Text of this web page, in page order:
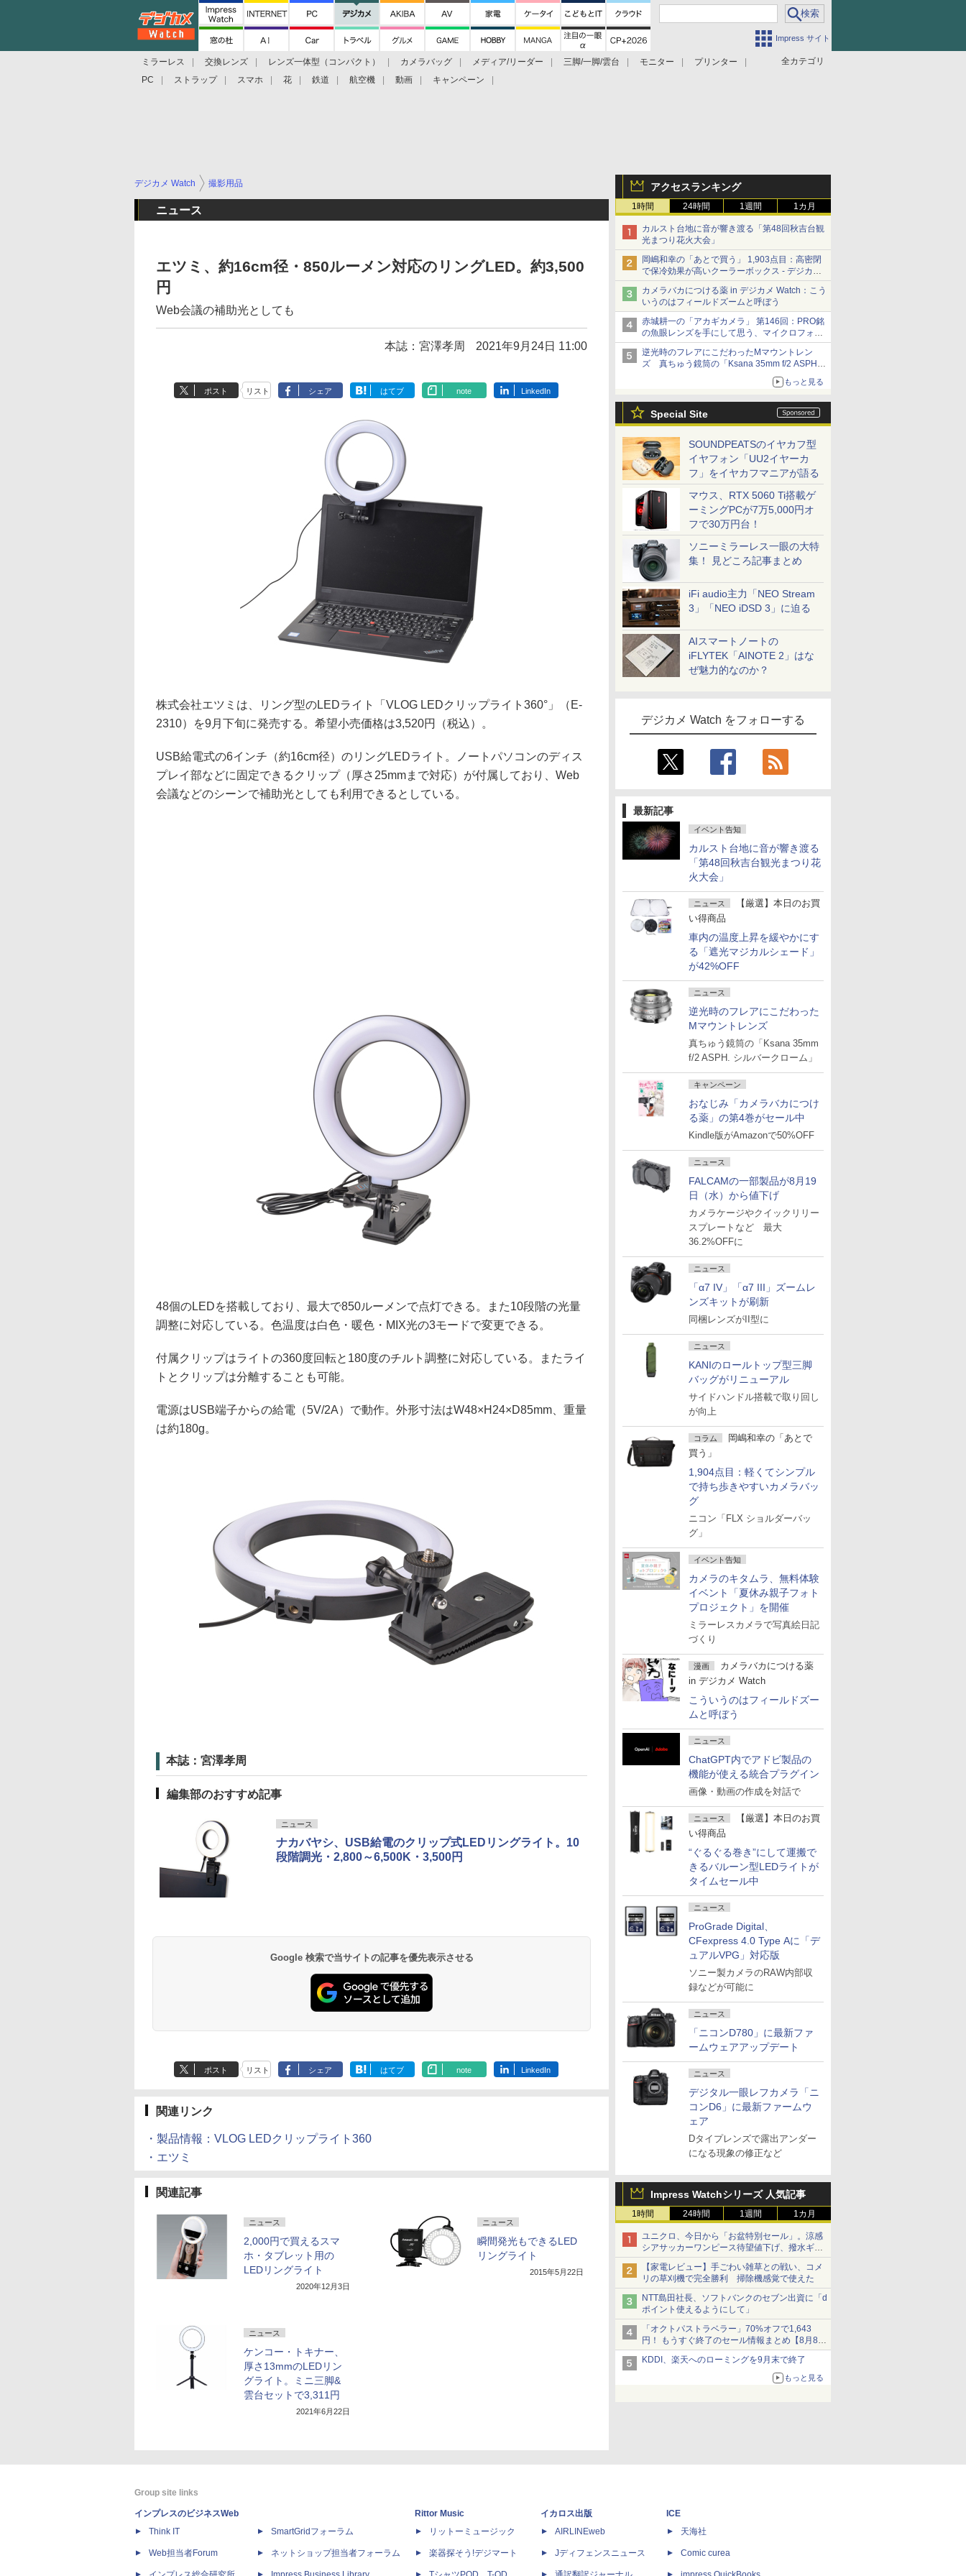
Impress サイト
全カテゴリ
ミラーレス 交換レンズ レンズ一体型（コンパクト） カメラバッグ メディア/リーダー 三脚/一脚/雲台 モニター
プリンター
PC
ストラップ スマホ 花 鉄道 航空機 動画 キャンペーン
アクセスランキング
1時間 24時間 1週間 1カ月
カルスト台地に音が響き渡る「第48回秋吉台観
光まつり花火大会」
岡嶋和幸の「あとで買う」 1,903点目：高密閉
で保冷効果が高いクーラーボックス - デジカメ
Watch
カメラバカにつける薬 in デジカメ Watch：こう
いうのはフィールドズームと呼ぼう
赤城耕一の「アカギカメラ」 第146回：PRO銘
の魚眼レンズを手にして思う、マイクロフォー
サーズへの期待と可能性
逆光時のフレアにこだわったMマウントレン
ズ 真ちゅう鏡筒の「Ksana 35mm f/2 ASPH.
もっと見る
Special Site
SOUNDPEATSのイヤカフ型
イヤフォン「UU2イヤーカ
フ」をイヤカフマニアが語る
マウス、RTX 5060 Ti搭載ゲ
ーミングPCが7万5,000円オ
フで30万円台！
ソニーミラーレス一眼の大特
集！ 見どころ記事まとめ
iFi audio主力「NEO Stream
3」「NEO iDSD 3」に迫る
AIスマートノートの
iFLYTEK「AINOTE 2」はな
ぜ魅力的なのか？
デジカメ Watch をフォローする
最新記事
イベント告知
カルスト台地に音が響き渡る
「第48回秋吉台観光まつり花
火大会」
ニュース
【厳選】本日のお買
い得商品
車内の温度上昇を緩やかにす
る「遮光マジカルシェード」
が42%OFF
ニュース
逆光時のフレアにこだわった
Mマウントレンズ
真ちゅう鏡筒の「Ksana 35mm
f/2 ASPH. シルバークローム」
キャンペーン
おなじみ「カメラバカにつけ
る薬」の第4巻がセール中
Kindle版がAmazonで50%OFF
ニュース
FALCAMの一部製品が8月19
日（水）から値下げ
カメラケージやクイックリリー
スプレートなど 最大
36.2%OFFに
ニュース
「α7 IV」「α7 III」ズームレ
ンズキットが刷新
同梱レンズがII型に
ニュース
KANIのロールトップ型三脚
バッグがリニューアル
サイドハンドル搭載で取り回し
が向上
コラム
岡嶋和幸の「あとで
買う」
1,904点目：軽くてシンプル
で持ち歩きやすいカメラバッ
グ
ニコン「FLX ショルダーバッ
グ」
イベント告知
カメラのキタムラ、無料体験
イベント「夏休み親子フォト
プロジェクト」を開催
ミラーレスカメラで写真絵日記
づくり
漫画
カメラバカにつける薬
in デジカメ Watch
こういうのはフィールドズー
ムと呼ぼう
ニュース
ChatGPT内でアドビ製品の
機能が使える統合プラグイン
画像・動画の作成を対話で
ニュース
【厳選】本日のお買
い得商品
“ぐるぐる巻き”にして運搬で
きるバルーン型LEDライトが
タイムセール中
ニュース
ProGrade Digital、
CFexpress 4.0 Type Aに「デ
ュアルVPG」対応版
ソニー製カメラのRAW内部収
録などが可能に
ニュース
「ニコンD780」に最新ファ
ームウェアアップデート
ニュース
デジタル一眼レフカメラ「ニ
コンD6」に最新ファームウ
ェア
Dタイプレンズで露出アンダー
になる現象の修正など
Impress Watchシリーズ 人気記事
1時間 24時間 1週間 1カ月
ユニクロ、今日から「お盆特別セール」。涼感
シアサッカーワンピース待望値下げ、撥水ギア
ショーツは1990円に
【家電レビュー】手ごわい雑草との戦い、コメ
リの草刈機で完全勝利 掃除機感覚で使えた
NTT島田社長、ソフトバンクのセブン出資に「d
ポイント使えるようにして」
「オクトパストラベラー」70%オフで1,643
円！ もうすぐ終了のセール情報まとめ【8月8日
更新】
ニンテンドーeショップでは「大神 絶景版」が
KDDI、楽天へのローミングを9月末で終了
もっと見る
デジカメ Watch 撮影用品
ニュース
エツミ、約16cm径・850ルーメン対応のリングLED。約3,500
円
Web会議の補助光としても
本誌：宮澤孝周 2021年9月24日 11:00
ポスト リスト シェア はてブ note LinkedIn
株式会社エツミは、リング型のLEDライト「VLOG LEDクリップライト360°」（E-
2310）を9月下旬に発売する。希望小売価格は3,520円（税込）。
USB給電式の6インチ（約16cm径）のリングLEDライト。ノートパソコンのディス
プレイ部などに固定できるクリップ（厚さ25mmまで対応）が付属しており、Web
会議などのシーンで補助光としても利用できるとしている。
48個のLEDを搭載しており、最大で850ルーメンで点灯できる。また10段階の光量
調整に対応している。色温度は白色・暖色・MIX光の3モードで変更できる。
付属クリップはライトの360度回転と180度のチルト調整に対応している。またライ
トとクリップは分離することも可能。
電源はUSB端子からの給電（5V/2A）で動作。外形寸法はW48×H24×D85mm、重量
は約180g。
本誌：宮澤孝周
編集部のおすすめ記事
ニュース
ナカバヤシ、USB給電のクリップ式LEDリングライト。10
段階調光・2,800～6,500K・3,500円
Google 検索で当サイトの記事を優先表示させる
ポスト リスト シェア はてブ note LinkedIn
関連リンク
・製品情報：VLOG LEDクリップライト360
・エツミ
関連記事
ニュース
2,000円で買えるスマ
ホ・タブレット用の
LEDリングライト
2020年12月3日
ニュース
瞬間発光もできるLED
リングライト
2015年5月22日
ニュース
ケンコー・トキナー、
厚さ13mmのLEDリン
グライト。ミニ三脚&
雲台セットで3,311円
2021年6月22日
Group site links
インプレスのビジネスWeb
Think IT
Web担当者Forum
SmartGridフォーラム
ネットショップ担当者フォーラム
Rittor Music
リットーミュージック
楽器探そう!デジマート
イカロス出版
AIRLINEweb
Jディフェンスニュース
ICE
天海社
Comic curea